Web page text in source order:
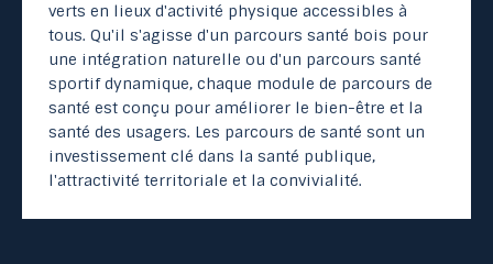
verts en lieux d'activité physique accessibles à
tous. Qu'il s'agisse d'un parcours santé bois pour
une intégration naturelle ou d'un parcours santé
sportif dynamique, chaque module de parcours de
santé est conçu pour améliorer le bien-être et la
santé des usagers. Les parcours de santé sont un
investissement clé dans la santé publique,
l'attractivité territoriale et la convivialité.